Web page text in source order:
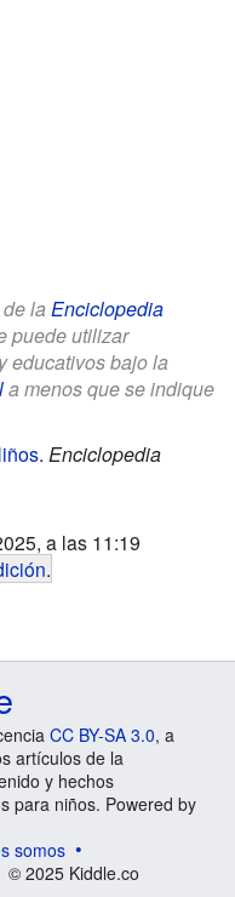
la Enciclopedia
puede utilizar
educativos bajo la
a menos que se indique
. Enciclopedia
a las 11:19
.
CC BY-SA 3.0, a
artículos de la
y hechos
para niños. Powered by
somos
© 2025 Kiddle.co